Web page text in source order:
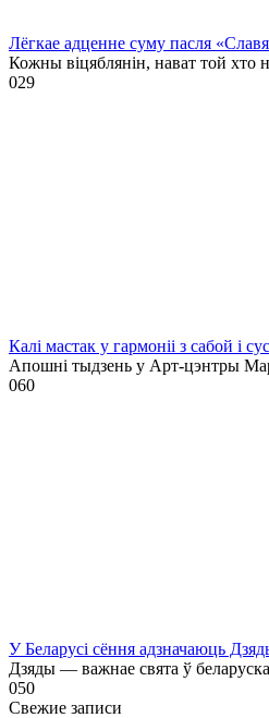
Лёгкае адценне суму пасля
Кожны віцяблянін, нават той хто
029
Калі мастак у гармоніі з сабой і
Апошні тыдзень у Арт-цэнтры
060
У Беларусі сёння адзначаюць
Дзяды — важнае свята ў
050
Свежие записи